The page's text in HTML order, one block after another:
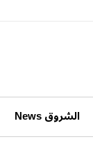
الشروق News